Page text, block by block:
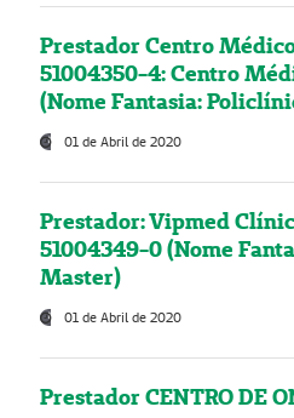
Prestador Centro
51004350-4: Centro
(Nome Fantasia:
01 de Abril de 2020
Prestador: Vipmed
51004349-0 (Nome
Master)
01 de Abril de 2020
Prestador CENTRO DE